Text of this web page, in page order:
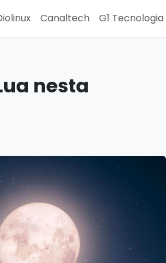
Canaltech G1 Tecnologia
nesta